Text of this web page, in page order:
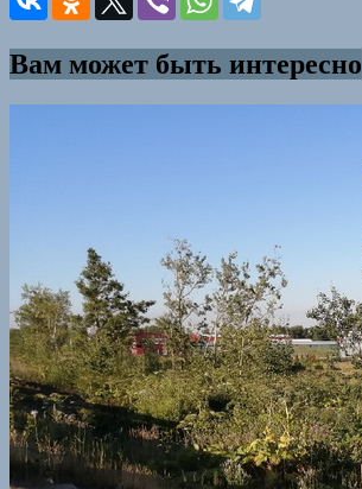
Вам может быть интересно